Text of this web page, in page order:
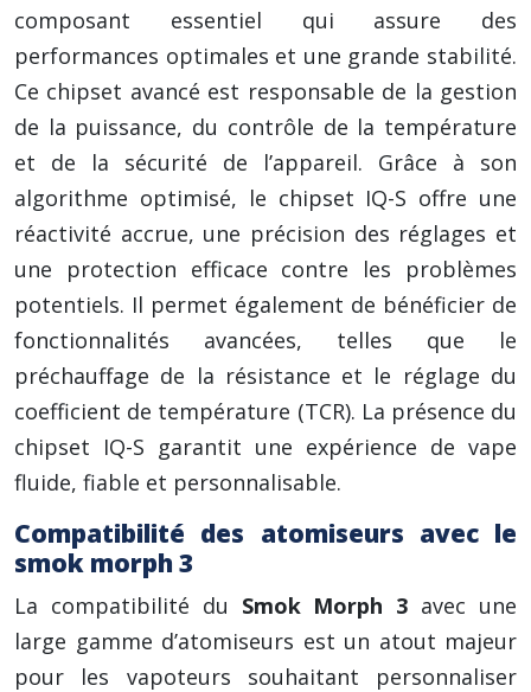
composant essentiel qui assure des
performances optimales et une grande stabilité.
Ce chipset avancé est responsable de la gestion
de la puissance, du contrôle de la température
et de la sécurité de l’appareil. Grâce à son
algorithme optimisé, le chipset IQ-S offre une
réactivité accrue, une précision des réglages et
une protection efficace contre les problèmes
potentiels. Il permet également de bénéficier de
fonctionnalités avancées, telles que le
préchauffage de la résistance et le réglage du
coefficient de température (TCR). La présence du
chipset IQ-S garantit une expérience de vape
fluide, fiable et personnalisable.
Compatibilité des atomiseurs avec le
smok morph 3
La compatibilité du Smok Morph 3 avec une
large gamme d’atomiseurs est un atout majeur
pour les vapoteurs souhaitant personnaliser